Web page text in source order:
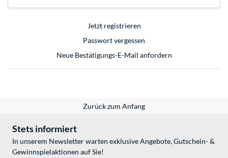
Jetzt registrieren
Passwort vergessen
Neue Bestätigungs-E-Mail anfordern
Zurück zum Anfang
Stets informiert
In unserem Newsletter warten exklusive Angebote, Gutschein- &
Gewinnspielaktionen auf Sie!